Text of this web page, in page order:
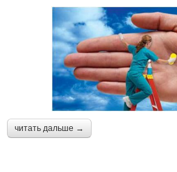
читать дальше →